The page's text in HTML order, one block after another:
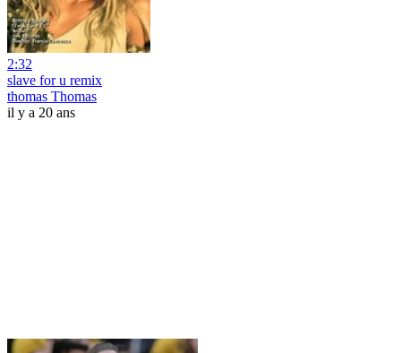
2:32
slave for u remix
thomas Thomas
il y a 20 ans